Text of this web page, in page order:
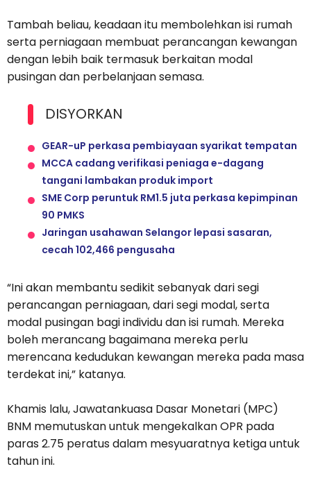
Tambah beliau, keadaan itu membolehkan isi rumah
serta perniagaan membuat perancangan kewangan
dengan lebih baik termasuk berkaitan modal
pusingan dan perbelanjaan semasa.
DISYORKAN
GEAR-uP perkasa pembiayaan syarikat tempatan
MCCA cadang verifikasi peniaga e-dagang
tangani lambakan produk import
SME Corp peruntuk RM1.5 juta perkasa kepimpinan
90 PMKS
Jaringan usahawan Selangor lepasi sasaran,
cecah 102,466 pengusaha
“Ini akan membantu sedikit sebanyak dari segi
perancangan perniagaan, dari segi modal, serta
modal pusingan bagi individu dan isi rumah. Mereka
boleh merancang bagaimana mereka perlu
merencana kedudukan kewangan mereka pada masa
terdekat ini,” katanya.
Khamis lalu, Jawatankuasa Dasar Monetari (MPC)
BNM memutuskan untuk mengekalkan OPR pada
paras 2.75 peratus dalam mesyuaratnya ketiga untuk
tahun ini.